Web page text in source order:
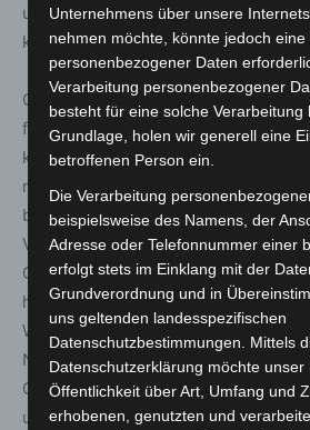
und die Wildtiertränken als
kennenlernen können.“
Geeignete Stellen für die
für Karrasch kein Problem: Einige
können dafür genutzt werden. „Dort
niemanden und wir können sie dort
belassen, wie die
Verankerung benötigen“, erläutert
Gemeinsam mit der Mitarbeiterin
hoffe sie, dass die im Stadtgebiet
Wildtiertränken weitere Befürworter
Nachahmer finden mögen. „Sie
Geld ganz leicht herstellen“, erklärt
unkompliziert auch auf kleinere
Unternehmens über unsere
nehmen möchte, könnte jedoch eine
personenbezogener Daten
Verarbeitung personenbezogener
besteht für eine solche Verarbeitung
Grundlage, holen wir generell eine
betroffenen Person ein.
Die Verarbeitung
beispielsweise des Namens, der
Adresse oder Telefonnummer einer
erfolgt stets im Einklang mit der
Grundverordnung und in
uns geltenden landesspezifischen
Datenschutzbestimmungen. Mittels
Datenschutzerklärung möchte
Öffentlichkeit über Art, Umfang und
erhobenen, genutzten und